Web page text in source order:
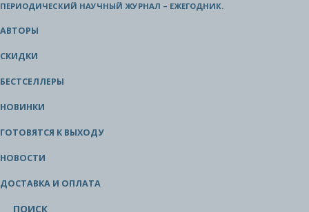
ПЕРИОДИЧЕСКИЙ НАУЧНЫЙ ЖУРНАЛ – ЕЖЕГОДНИК.
АВТОРЫ
СКИДКИ
БЕСТСЕЛЛЕРЫ
НОВИНКИ
ГОТОВЯТСЯ К ВЫХОДУ
НОВОСТИ
ДОСТАВКА И ОПЛАТА
ПОИСК